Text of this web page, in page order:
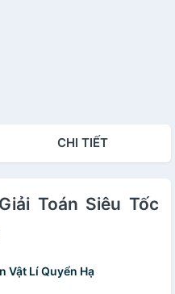
CHI TIẾT
Toán Siêu Tốc
Vật Lí Quyển Hạ